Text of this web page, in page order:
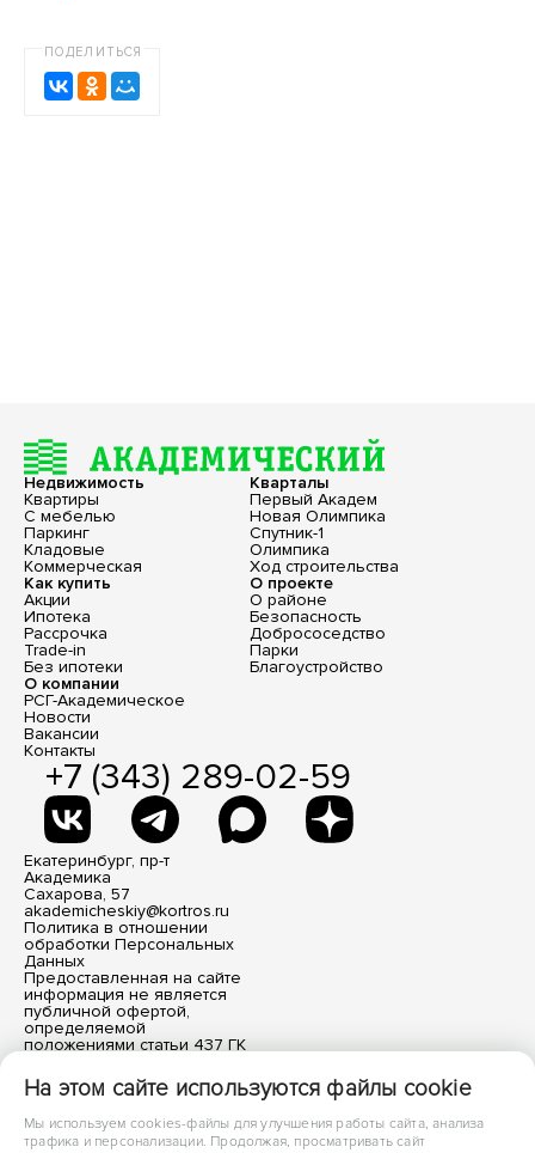
На этом сайте используются файлы cookie
Мы используем cookies-файлы для улучшения работы сайта, анализа
трафика и персонализации. Продолжая, просматривать сайт
ПОДЕЛИТЬСЯ
Недвижимость
Квартиры
С мебелью
Паркинг
Кладовые
Коммерческая
Кварталы
Первый Академ
Новая Олимпика
Спутник-1
Олимпика
Ход строительства
Как купить
Акции
Ипотека
Рассрочка
Trade-in
Без ипотеки
О проекте
О районе
Безопасность
Добрососедство
Парки
Благоустройство
О компании
РСГ-Академическое
Новости
Вакансии
Контакты
+7 (343) 289-02-59
Екатеринбург, пр-т
Академика
Сахарова, 57
akademicheskiy@kortros.ru
Политика в отношении
обработки Персональных
Данных
Предоставленная на сайте
информация не является
публичной офертой,
определяемой
положениями статьи 437 ГК
материалы носят
информационный характер.